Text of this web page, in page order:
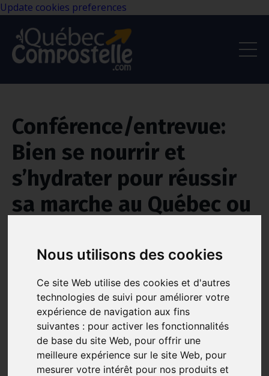
Nous utilisons des cookies
Ce site Web utilise des cookies et d'autres
technologies de suivi pour améliorer votre
expérience de navigation aux fins
suivantes : pour activer les fonctionnalités
de base du site Web, pour offrir une
meilleure expérience sur le site Web, pour
mesurer votre intérêt pour nos produits et
Update cookies preferences
Conférence/entrevue:
Bien se nourrir et
s’hydrater pour réussir
sa marche au Québec ou
May 21, 2026